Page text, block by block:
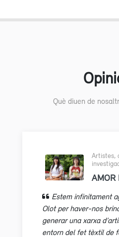
Què diuen de
Artistes,
AMOR
Estem infinitament
Olot per haver-nos
generar una xarxa
entorn del fet tèxtil de